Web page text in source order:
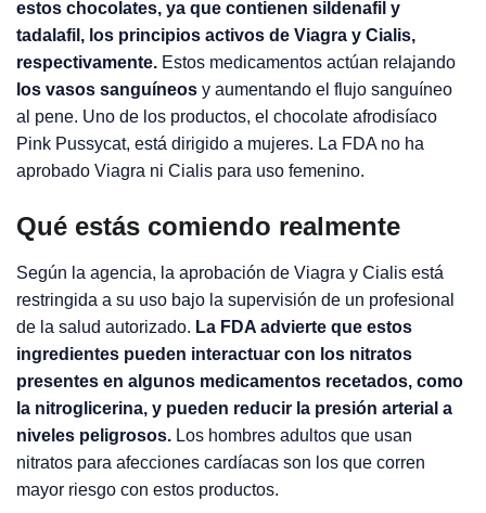
estos chocolates, ya que contienen sildenafil y
tadalafil, los principios activos de Viagra y Cialis,
respectivamente. Estos medicamentos actúan relajando
los vasos sanguíneos y aumentando el flujo sanguíneo
al pene. Uno de los productos, el chocolate afrodisíaco
Pink Pussycat, está dirigido a mujeres. La FDA no ha
aprobado Viagra ni Cialis para uso femenino.
Qué estás comiendo realmente
Según la agencia, la aprobación de Viagra y Cialis está
restringida a su uso bajo la supervisión de un profesional
de la salud autorizado. La FDA advierte que estos
ingredientes pueden interactuar con los nitratos
presentes en algunos medicamentos recetados, como
la nitroglicerina, y pueden reducir la presión arterial a
niveles peligrosos. Los hombres adultos que usan
nitratos para afecciones cardíacas son los que corren
mayor riesgo con estos productos.